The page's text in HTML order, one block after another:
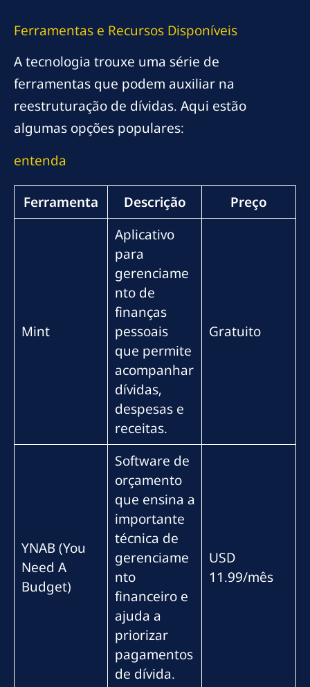
Ferramentas e Recursos Disponíveis
A tecnologia trouxe uma série de
ferramentas que podem auxiliar na
reestruturação de dívidas. Aqui estão
algumas opções populares:
entenda
Ferramenta Descrição Preço
Mint
Aplicativo
para
gerenciame
nto de
finanças
pessoais
que permite
acompanhar
dívidas,
despesas e
receitas.
Gratuito
YNAB (You
Need A
Budget)
Software de
orçamento
que ensina a
importante
técnica de
gerenciame
nto
financeiro e
ajuda a
priorizar
pagamentos
de dívida.
USD
11.99/mês